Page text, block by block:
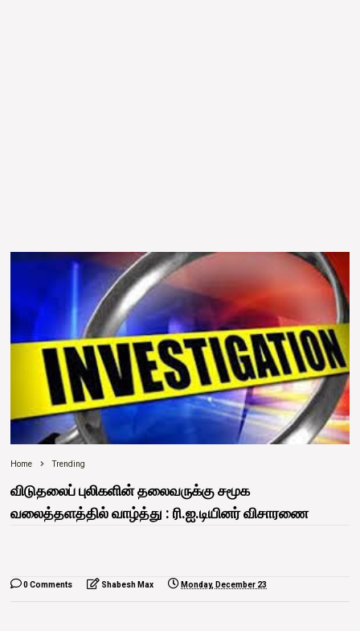
Home Trending
விடுதலைப் புலிகளின் தலைவருக்கு சமூக
வலைத்தளத்தில் வாழ்த்து : ரி.ஐ.டியினர் விசாரணை
0 Comments Shabesh Max Monday, December 23